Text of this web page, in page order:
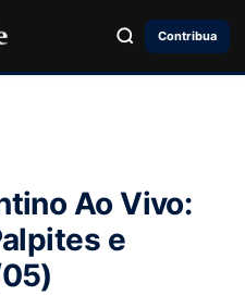
Contribua
Ao Vivo:
e